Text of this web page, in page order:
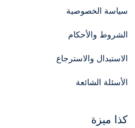
سياسة الخصوصية
الشروط والأحكام
الاستبدال والاسترجاع
الأسئلة الشائعة
كذا ميزة